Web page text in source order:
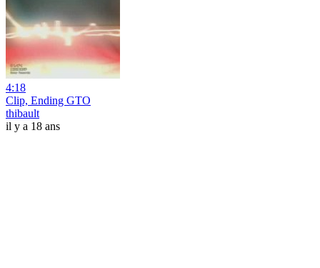
4:18
Clip, Ending GTO
thibault
il y a 18 ans